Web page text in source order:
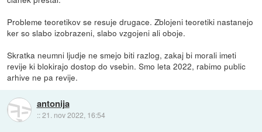
Probleme teoretikov se resuje drugace. Zblojeni teoretiki nastanejo
ker so slabo izobrazeni, slabo vzgojeni ali oboje.
Skratka neumni ljudje ne smejo biti razlog, zakaj bi morali imeti
revije ki blokirajo dostop do vsebin. Smo leta 2022, rabimo public
arhive ne pa revije.
antonija
::21. nov 2022, 16:54